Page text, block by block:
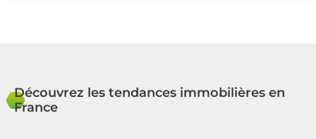
Découvrez les tendances immobilières en
France